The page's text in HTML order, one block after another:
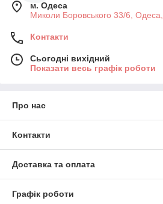
м. Одеса
Миколи Боровського 33/6, Одеса,
Контакти
Сьогодні вихідний
Показати весь графік роботи
Про нас
Контакти
Доставка та оплата
Графік роботи